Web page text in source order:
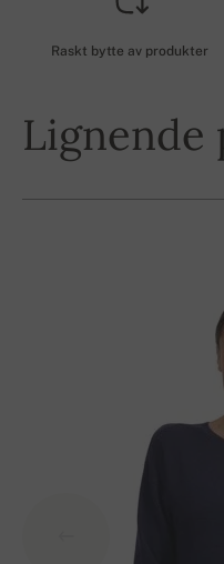
Raskt bytte av produkter